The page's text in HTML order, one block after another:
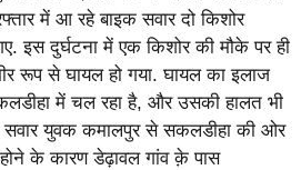
में आ रहे बाइक सवार दो किशोर
इस दुर्घटना में एक किशोर की मौके पर ही
रूप से घायल हो गया. घायल का इलाज
में चल रहा है, और उसकी हालत भी
सवार युवक कमालपुर से सकलडीहा की ओर
के कारण डेढ़ावल गांव क़े पास